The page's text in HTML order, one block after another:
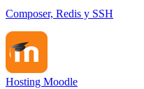
Composer, Redis y SSH
Hosting Moodle